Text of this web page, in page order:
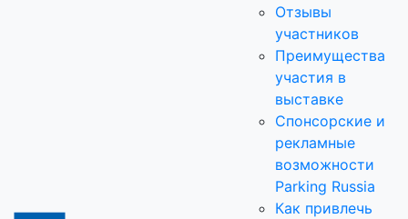
Отзывы
участников
Преимущества
участия в
выставке
Спонсорские и
рекламные
возможности
Parking Russia
Как привлечь